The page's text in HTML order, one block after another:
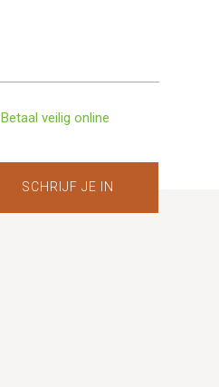
Betaal veilig online
SCHRIJF JE IN